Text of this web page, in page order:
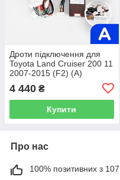
Дроти підключення для
Toyota Land Cruiser 200 11
2007-2015 (F2) (A)
4 440 ₴
Купити
Про нас
100% позитивних з 107